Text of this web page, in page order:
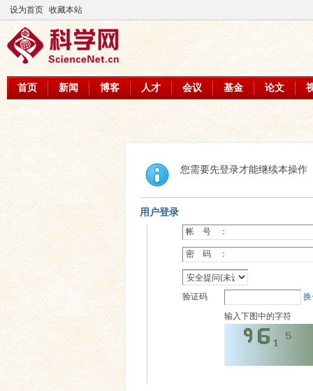
设为首页 收藏本站
首页 新闻 博客 人才 会议 基金 论文
您需要先登录才能继续本操作
用户登录
帐 号 ：
密 码 ：
验证码
输入下图中的字符